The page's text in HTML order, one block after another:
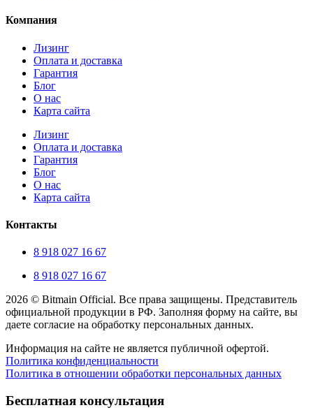
Компания
Лизинг
Оплата и доставка
Гарантия
Блог
О нас
Карта сайта
Лизинг
Оплата и доставка
Гарантия
Блог
О нас
Карта сайта
Контакты
8 918 027 16 67
8 918 027 16 67
2026 © Bitmain Official. Все права защищены. Представитель
официальной продукции в РФ. Заполняя форму на сайте, вы
даете согласие на обработку персональных данных.
Информация на сайте не является публичной офертой.
Политика конфиденциальности
Политика в отношении обработки персональных данных
вверх
Бесплатная консультация